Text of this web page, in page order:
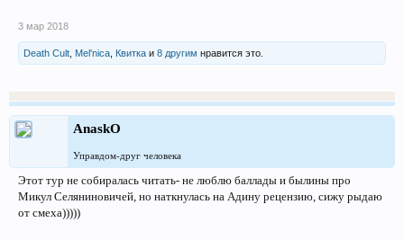
3 мар 2018
Death Cult Mel'nica Квитка и 8 другим нравится это.
AnaskO
Управдом-друг человека
Этот тур не собиралась читать- не люблю баллады и былины про
Микул Селяниновичей, но наткнулась на Адину рецензию, сижу рыдаю
от смеха)))))